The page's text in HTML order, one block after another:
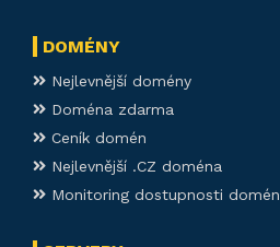
DOMÉNY
Nejlevnější domény
Doména zdarma
Ceník domén
Nejlevnější .CZ doména
Monitoring dostupnosti domén